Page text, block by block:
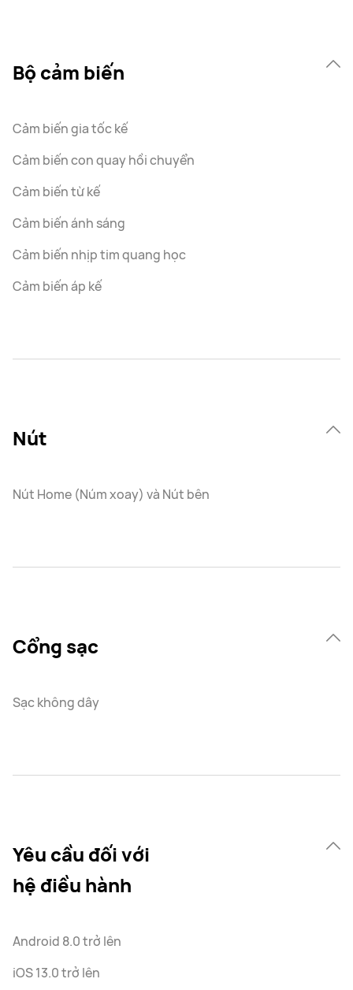
Bộ cảm biến
Cảm biến gia tốc kế
Cảm biến con quay hồi chuyển
Cảm biến từ kế
Cảm biến ánh sáng
Cảm biến nhịp tim quang học
Cảm biến áp kế
Nút
Nút Home (Núm xoay) và Nút bên
Cổng sạc
Sạc không dây
Yêu cầu đối với
hệ điều hành
Android 8.0 trở lên
iOS 13.0 trở lên